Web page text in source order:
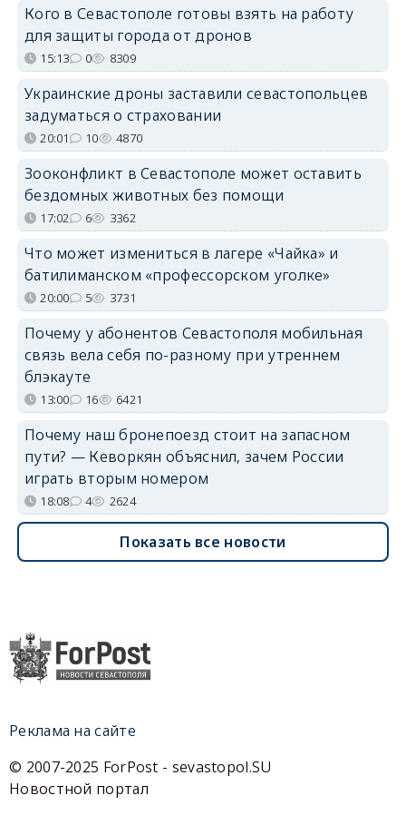
Кого в Севастополе готовы взять на работу
для защиты города от дронов
15:13 0 8309
Украинские дроны заставили севастопольцев
задуматься о страховании
20:01 10 4870
Зооконфликт в Севастополе может оставить
бездомных животных без помощи
17:02 6 3362
Что может измениться в лагере «Чайка» и
батилиманском «профессорском уголке»
20:00 5 3731
Почему у абонентов Севастополя мобильная
связь вела себя по-разному при утреннем
блэкауте
13:00 16 6421
Почему наш бронепоезд стоит на запасном
пути? — Кеворкян объяснил, зачем России
играть вторым номером
18:08 4 2624
Показать все новости
Реклама на сайте
© 2007-2025 ForPost - sevastopol.SU
Новостной портал